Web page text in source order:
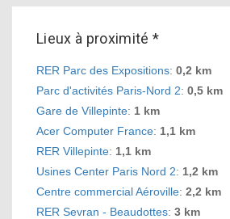
Lieux à proximité *
RER Parc des Expositions: 0,2 km
Parc d'activités Paris-Nord 2: 0,5 km
Gare de Villepinte: 1 km
Acer Computer France: 1,1 km
RER Villepinte: 1,1 km
Usines Center Paris Nord 2: 1,2 km
Centre commercial Aéroville: 2,2 km
RER Sevran - Beaudottes: 3 km